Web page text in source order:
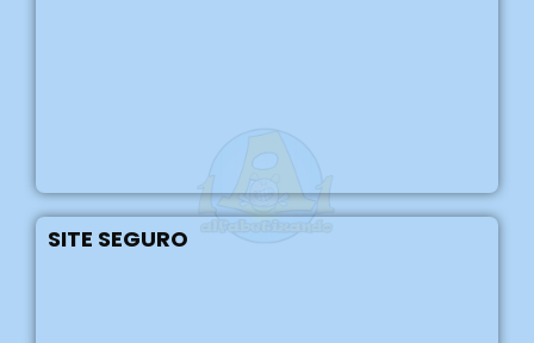
SITE SEGURO